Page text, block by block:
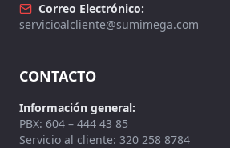
Correo Electrónico:
servicioalcliente@sumimega.com
CONTACTO
Información general:
PBX: 604 – 444 43 85
Servicio al cliente: 320 258 8784